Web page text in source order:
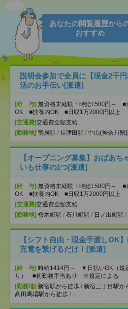
あなたの閲覧履歴から
おすすめ
説明会参加で全員に【現金2千
活のお手伝い[派遣]
[給 与] 無資格未経験：時給1500円～ ■
OK ■扶養内OK ■日収1万2000円以上
[交通費]交通費全額支給
[勤務地] 鴨居駅 / 長津田駅 / 中山(神奈川県
【オープニング募集】おばあち
いも仕事の1つ[派遣]
[給 与] 無資格未経験：時給1500円～ ■
OK ■扶養内OK ■日収1万2000円以上
[交通費]交通費全額支給
[勤務地] 桜木町駅 / 石川町駅 / 日ノ出町駅 /
【シフト自由・現金手渡しOK
充電を繋げるだけ！[派遣]
[給 与] 時給1414円～ ▼日払いOK（規
り） ■初勤務手当あり ※規定による
[勤務地] 新宿駅から徒歩 / 新宿三丁目駅か
高田馬場駅から徒歩 / …